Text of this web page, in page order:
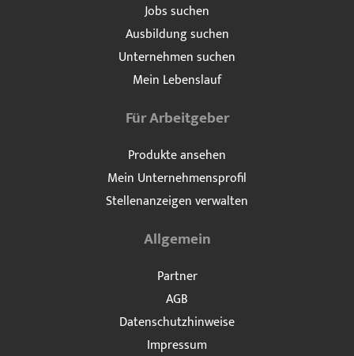
Jobs suchen
Ausbildung suchen
Unternehmen suchen
Mein Lebenslauf
Für Arbeitgeber
Produkte ansehen
Mein Unternehmensprofil
Stellenanzeigen verwalten
Allgemein
Partner
AGB
Datenschutzhinweise
Impressum